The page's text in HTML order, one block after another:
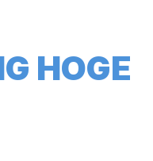
HOGE